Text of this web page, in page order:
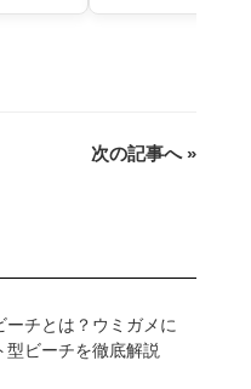
次の記事へ »
ーチとは？ウミガメに
型ビーチを徹底解説